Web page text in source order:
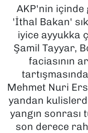
AKP'nin içinde
'İthal Bakan'
iyice ayyukka
Şamil Tayyar,
faciasının
Mehmet Nuri
yandan
yangın sonrası
son derece
KÜLTÜR
MAGAZİN
POLİTİKA
SAĞLIK
SPOR
Son Dakika
Haber Arşivi